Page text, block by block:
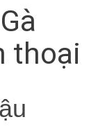
thoại